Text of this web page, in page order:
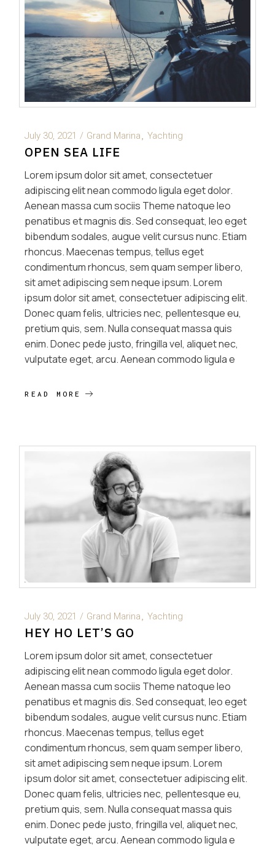
July 30, 2021 Grand Marina Yachting
OPEN SEA LIFE
Lorem ipsum dolor sit amet, consectetuer
adipiscing elit nean commodo ligula eget dolor.
Aenean massa cum sociis Theme natoque leo
penatibus et magnis dis. Sed consequat, leo eget
bibendum sodales, augue velit cursus nunc. Etiam
rhoncus. Maecenas tempus, tellus eget
condimentum rhoncus, sem quam semper libero,
sit amet adipiscing sem neque ipsum. Lorem
ipsum dolor sit amet, consectetuer adipiscing elit.
Donec quam felis, ultricies nec, pellentesque eu,
pretium quis, sem. Nulla consequat massa quis
enim. Donec pede justo, fringilla vel, aliquet nec,
vulputate eget, arcu. Aenean commodo ligula e
READ MORE
July 30, 2021 Grand Marina Yachting
HEY HO LET’S GO
Lorem ipsum dolor sit amet, consectetuer
adipiscing elit nean commodo ligula eget dolor.
Aenean massa cum sociis Theme natoque leo
penatibus et magnis dis. Sed consequat, leo eget
bibendum sodales, augue velit cursus nunc. Etiam
rhoncus. Maecenas tempus, tellus eget
condimentum rhoncus, sem quam semper libero,
sit amet adipiscing sem neque ipsum. Lorem
ipsum dolor sit amet, consectetuer adipiscing elit.
Donec quam felis, ultricies nec, pellentesque eu,
pretium quis, sem. Nulla consequat massa quis
enim. Donec pede justo, fringilla vel, aliquet nec,
vulputate eget, arcu. Aenean commodo ligula e